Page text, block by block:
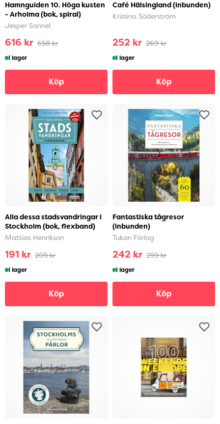
Hamnguiden 10. Höga kusten
- Arholma (bok, spiral)
Jesper Sannel
616 kr 658 kr
I lager
Köp
Café Hälsingland (inbunden)
Kristina Söderström
252 kr 269 kr
I lager
Köp
Alla dessa stadsvandringar i
Stockholm (bok, flexband)
Mattias Henrikson
191 kr 205 kr
I lager
Köp
Fantastiska tågresor
(inbunden)
Tukan Förlag
242 kr 259 kr
I lager
Köp